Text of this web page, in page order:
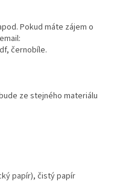
Pokud máte zájem o
černobíle.
ze stejného materiálu
papír), čistý papír